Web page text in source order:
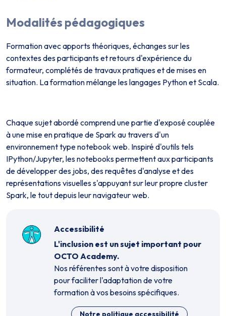
Modalités pédagogiques
Formation avec apports théoriques, échanges sur les
contextes des participants et retours d'expérience du
formateur, complétés de travaux pratiques et de mises en
situation. La formation mélange les langages Python et Scala.
Chaque sujet abordé comprend une partie d'exposé couplée
à une mise en pratique de Spark au travers d'un
environnement type notebook web. Inspiré d'outils tels
IPython/Jupyter, les notebooks permettent aux participants
de développer des jobs, des requêtes d'analyse et des
représentations visuelles s'appuyant sur leur propre cluster
Spark, le tout depuis leur navigateur web.
Accessibilité
L'inclusion est un sujet important pour
OCTO Academy.
Nos référent·es sont à votre disposition
pour faciliter l'adaptation de votre
formation à vos besoins spécifiques.
Notre politique accessibilité